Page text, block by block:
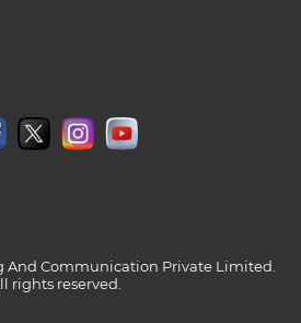
And Communication Private Limited.
rights reserved.